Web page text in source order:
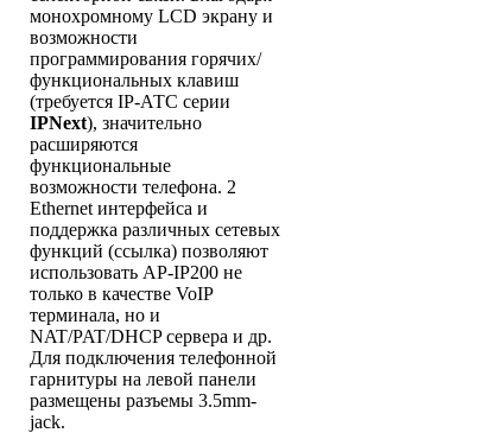
монохромному LCD экрану и
возможности
программирования горячих/
функциональных клавиш
(требуется IP-АТС серии
IPNext), значительно
расширяются
функциональные
возможности телефона. 2
Ethernet интерфейса и
поддержка различных сетевых
функций (ссылка) позволяют
использовать AP-IP200 не
только в качестве VoIP
терминала, но и
NAT/PAT/DHCP сервера и др.
Для подключения телефонной
гарнитуры на левой панели
размещены разъемы 3.5mm-
jack.